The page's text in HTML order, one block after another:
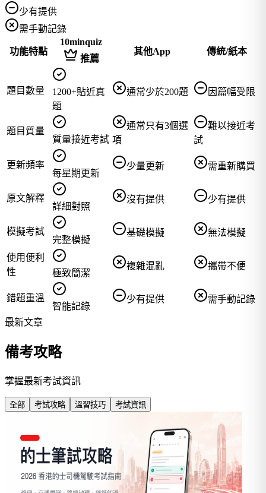
少有提供
需手動記錄
功能特點
10minquiz
推薦
其他App 傳統/紙本
題目數量
1200+貼近真
題
通常少於200題 因篇幅受限
題目質量
質量接近考試
通常只有3個選
項
難以接近考
試
更新頻率
每星期更新
少量更新 需重新購買
原文解釋
詳細對照
沒有提供 少有提供
模擬考試
完整模擬
基礎模擬 無法模擬
使用便利
性
極致簡潔
複雜混亂 攜帶不便
錯題重溫
智能記錄
少有提供 需手動記錄
最新文章
備考攻略
掌握最新考試資訊
全部 考試攻略 溫習技巧 考試資訊